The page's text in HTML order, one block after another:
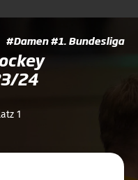
#Damen #1. Bundesliga
24
1